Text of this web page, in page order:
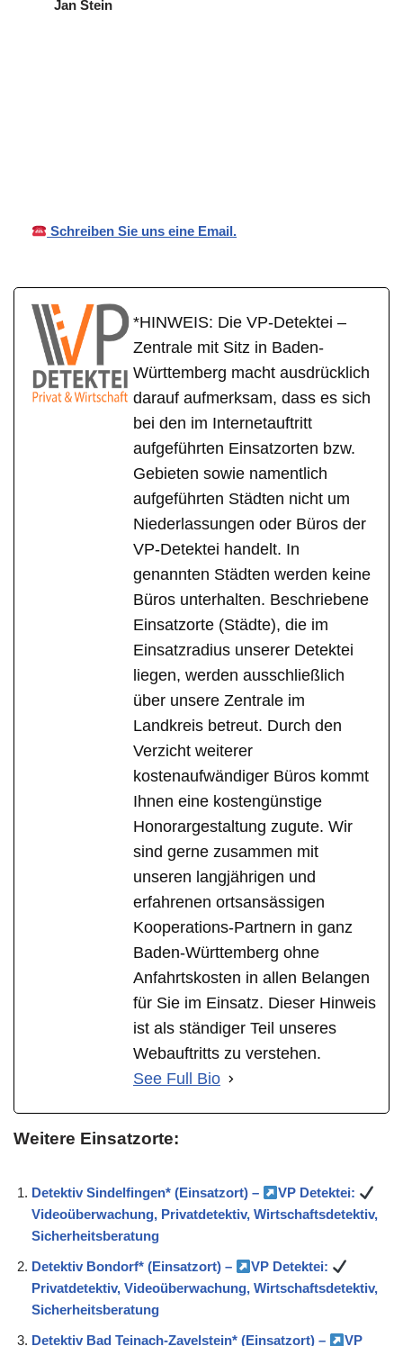
Jan Stein
Schreiben Sie uns eine Email.
*HINWEIS: Die VP-Detektei –
Zentrale mit Sitz in Baden-
Württemberg macht ausdrücklich
darauf aufmerksam, dass es sich
bei den im Internetauftritt
aufgeführten Einsatzorten bzw.
Gebieten sowie namentlich
aufgeführten Städten nicht um
Niederlassungen oder Büros der
VP-Detektei handelt. In
genannten Städten werden keine
Büros unterhalten. Beschriebene
Einsatzorte (Städte), die im
Einsatzradius unserer Detektei
liegen, werden ausschließlich
über unsere Zentrale im
Landkreis betreut. Durch den
Verzicht weiterer
kostenaufwändiger Büros kommt
Ihnen eine kostengünstige
Honorargestaltung zugute. Wir
sind gerne zusammen mit
unseren langjährigen und
erfahrenen ortsansässigen
Kooperations-Partnern in ganz
Baden-Württemberg ohne
Anfahrtskosten in allen Belangen
für Sie im Einsatz. Dieser Hinweis
ist als ständiger Teil unseres
Webauftritts zu verstehen.
See Full Bio
Weitere Einsatzorte:
Detektiv Sindelfingen* (Einsatzort) –
VP Detektei:
Videoüberwachung, Privatdetektiv, Wirtschaftsdetektiv,
Sicherheitsberatung
Detektiv Bondorf* (Einsatzort) –
VP Detektei:
Privatdetektiv, Videoüberwachung, Wirtschaftsdetektiv,
Sicherheitsberatung
Detektiv Bad Teinach-Zavelstein* (Einsatzort) –
VP